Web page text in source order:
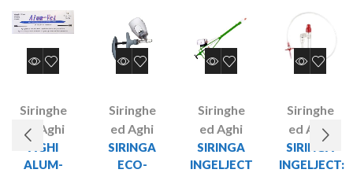
Siringhe
ed Aghi
AGHI
ALUM-
Siringhe
ed Aghi
SIRINGA
ECO-
Siringhe
ed Aghi
SIRINGA
INGELJECT
Siringhe
ed Aghi
SIRINGA
INGELJECT: